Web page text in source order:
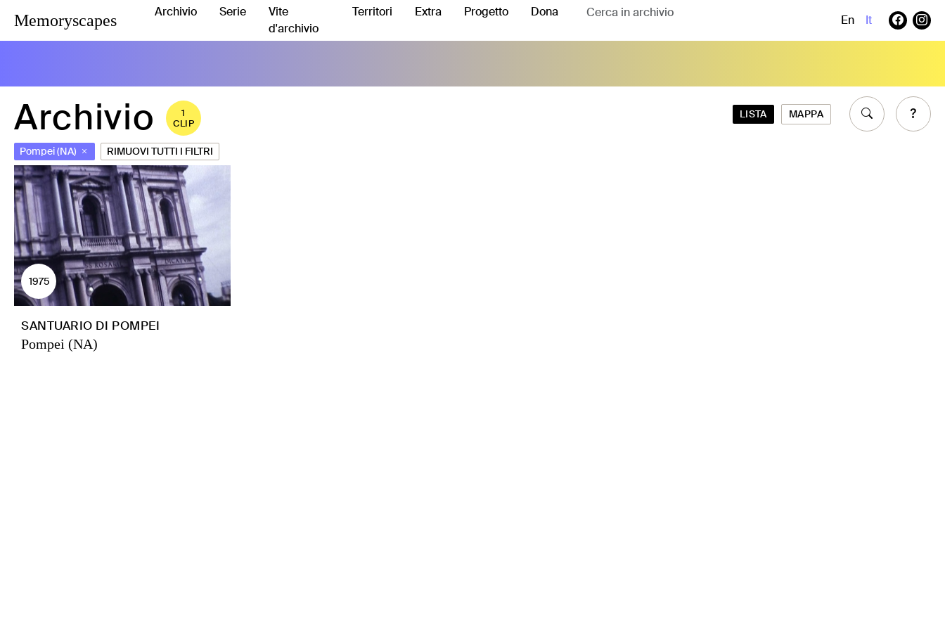
Memoryscapes Archivio Serie
Vite
d'archivio
Territori Extra Progetto Dona
En It
Archivio
1
CLIP
LISTA MAPPA
Pompei (NA) RIMUOVI TUTTI I FILTRI
1975
SANTUARIO DI POMPEI
Pompei (NA)